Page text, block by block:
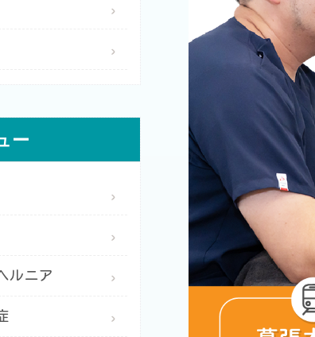
ー
ルニア